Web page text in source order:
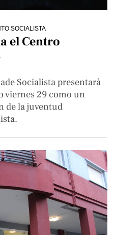
SOCIALISTA
el Centro
Socialista presentará
viernes 29 como un
de la juventud